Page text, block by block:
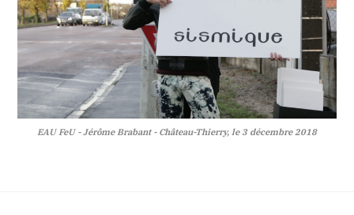
EAU FeU - Jérôme Brabant - Château-Thierry, le 3 décembre 2018